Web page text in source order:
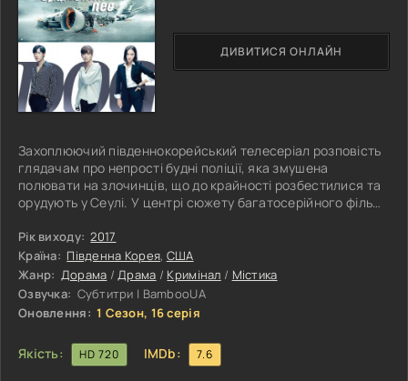
Захоплюючий південнокорейський телесеріал розповість
глядачам про непрості будні поліції, яка змушена
полювати на злочинців, що до крайності розбестилися та
орудують у Сеулі. У центрі сюжету багатосерійного фільму
у. Незважаючи на свій відносно юний вік, юнак уже має
чималий досвід у успішному знешкодженні різного роду
лиходіїв. Однак через певні обставини він залишає
оперативний відділ і переходить на посаду керівника
відділу розслідувань
Рік виходу: 2017
Країна: Південна Корея, США
Жанр: Дорама /Драма / Кримінал / Містика
Озвучка: Субтитри | BambooUA
Оновлення: 1 Сезон, 16 серія
Якість: HD 720 IMDb: 7.6
ДИВИТИСЯ ОНЛАЙН